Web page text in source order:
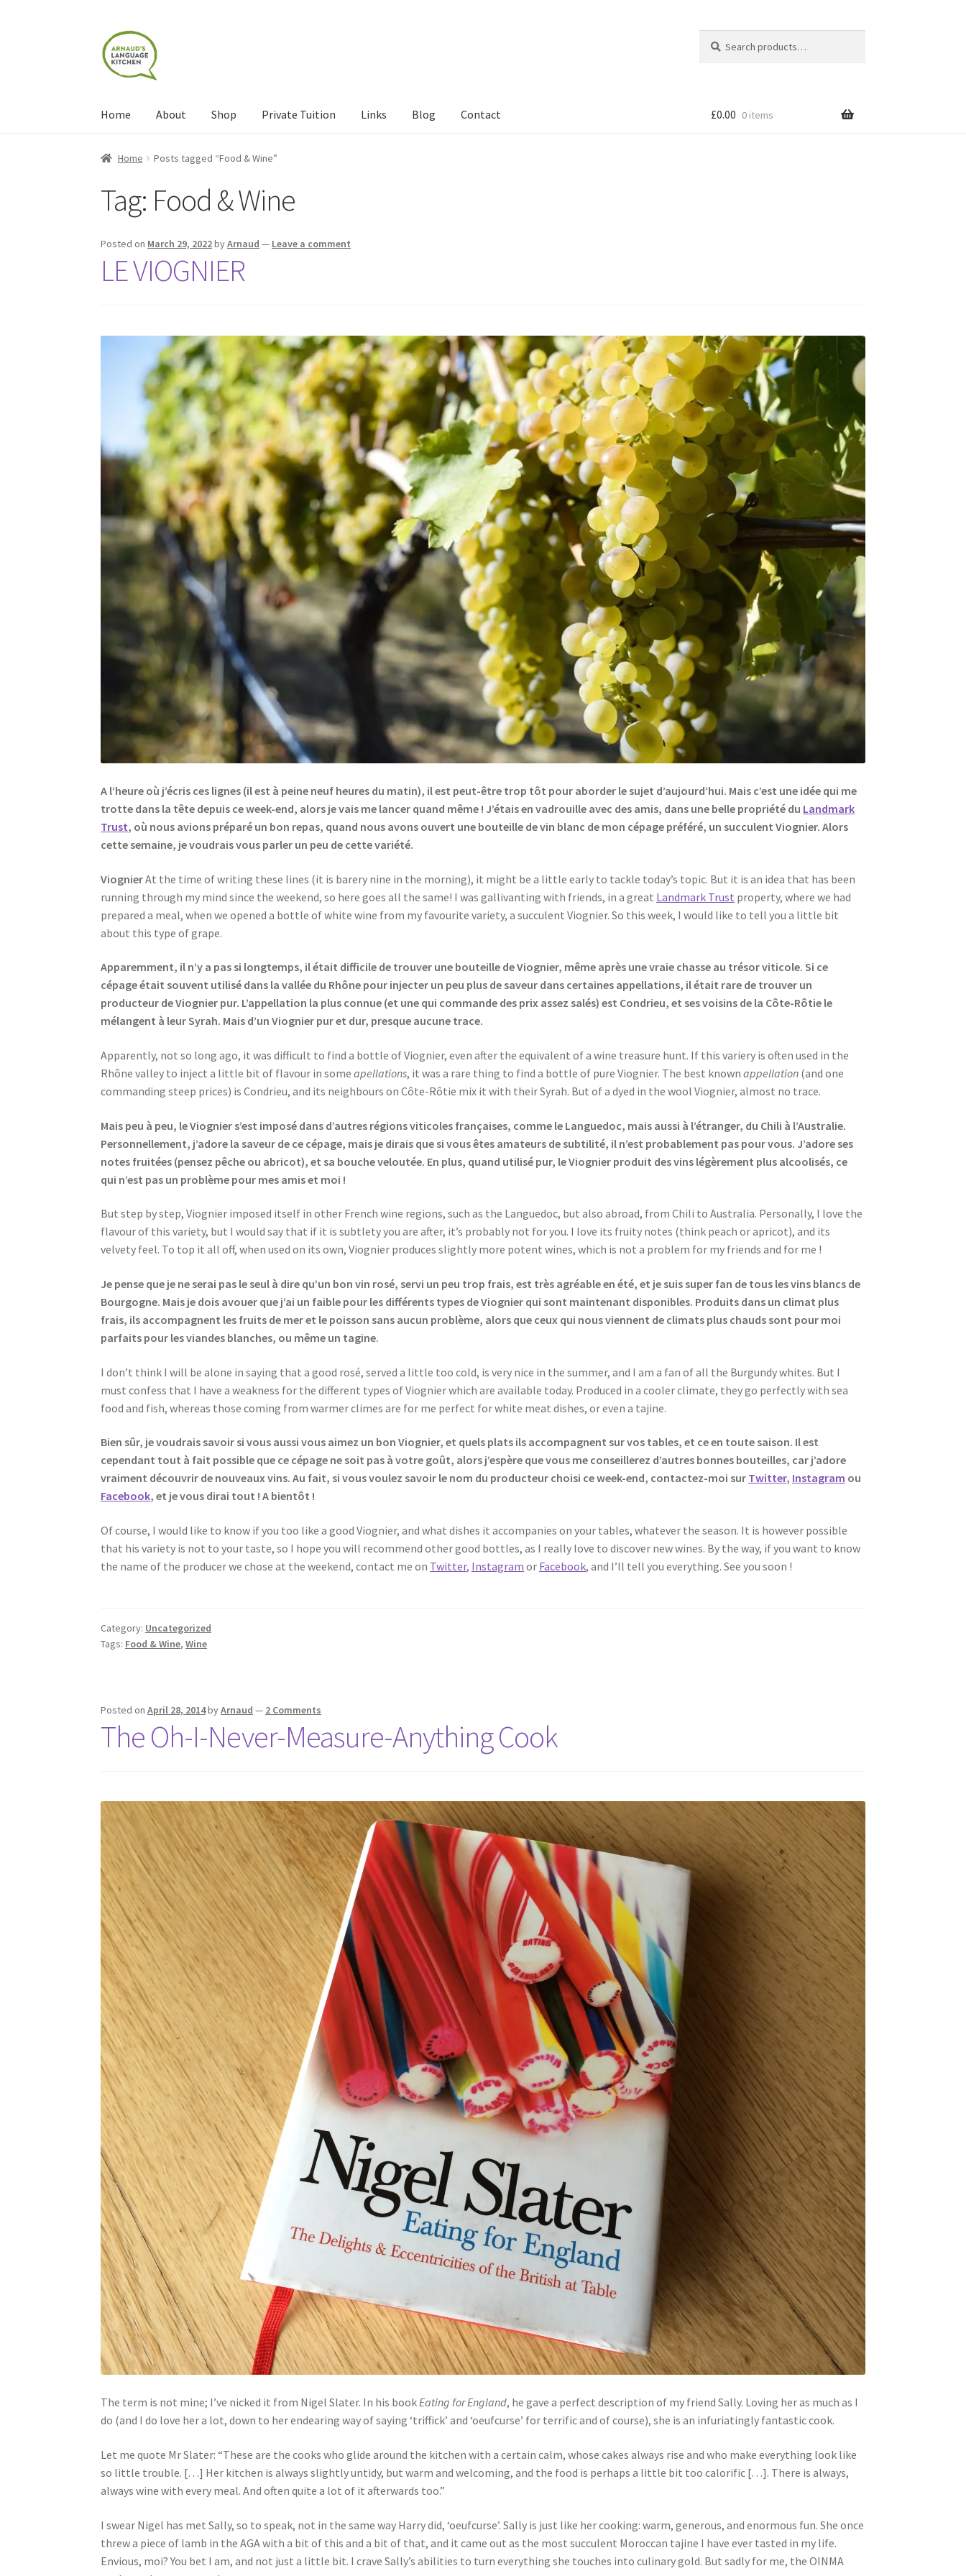
Skip
to
navigation
Skip
to
content
for:
Home About Shop Private Tuition Links Blog Contact
Home About Blog Cart Checkout Contact
Shop Terms and Conditions Categories
£0.00 0 items
Home Posts tagged “Food & Wine”
Tag: Food & Wine
Posted on March 29, 2022byArnaud — Leave a comment
LE VIOGNIER
A l’heure où j’écris ces lignes (il est à peine neuf heures du matin), il est peut-être trop tôt pour aborder le sujet d’aujourd’hui. Mais c’est une idée qui me
trotte dans la tête depuis ce week-end, alors je vais me lancer quand même ! J’étais en vadrouille avec des amis, dans une belle propriété du Landmark
Trust, où nous avions préparé un bon repas, quand nous avons ouvert une bouteille de vin blanc de mon cépage préféré, un succulent Viognier. Alors
cette semaine, je voudrais vous parler un peu de cette variété.
ViognierAt the time of writing these lines (it is barery nine in the morning), it might be a little early to tackle today’s topic. But it is an idea that has been
running through my mind since the weekend, so here goes all the same! I was gallivanting with friends, in a great Landmark Trust property, where we had
prepared a meal, when we opened a bottle of white wine from my favourite variety, a succulent Viognier. So this week, I would like to tell you a little bit
about this type of grape.
Apparemment, il n’y a pas si longtemps, il était difficile de trouver une bouteille de Viognier, même après une vraie chasse au trésor viticole. Si ce
cépage était souvent utilisé dans la vallée du Rhône pour injecter un peu plus de saveur dans certaines appellations, il était rare de trouver un
producteur de Viognier pur. L’appellation la plus connue (et une qui commande des prix assez salés) est Condrieu, et ses voisins de la Côte-Rôtie le
mélangent à leur Syrah. Mais d’un Viognier pur et dur, presque aucune trace.
Apparently, not so long ago, it was difficult to find a bottle of Viognier, even after the equivalent of a wine treasure hunt. If this variery is often used in the
Rhône valley to inject a little bit of flavour in someapellations, it was a rare thing to find a bottle of pure Viognier. The best knownappellation (and one
commanding steep prices) is Condrieu, and its neighbours on Côte-Rôtie mix it with their Syrah. But of a dyed in the wool Viognier, almost no trace.
Mais peu à peu, le Viognier s’est imposé dans d’autres régions viticoles françaises, comme le Languedoc, mais aussi à l’étranger, du Chili à l’Australie.
Personnellement, j’adore la saveur de ce cépage, mais je dirais que si vous êtes amateurs de subtilité, il n’est probablement pas pour vous. J’adore ses
notes fruitées (pensez pêche ou abricot), et sa bouche veloutée. En plus, quand utilisé pur, le Viognier produit des vins légèrement plus alcoolisés, ce
qui n’est pas un problème pour mes amis et moi !
But step by step, Viognier imposed itself in other French wine regions, such as the Languedoc, but also abroad, from Chili to Australia. Personally, I love the
flavour of this variety, but I would say that if it is subtlety you are after, it’s probably not for you. I love its fruity notes (think peach or apricot), and its
velvety feel. To top it all off, when used on its own, Viognier produces slightly more potent wines, which is not a problem for my friends and for me !
Je pense que je ne serai pas le seul à dire qu’un bon vin rosé, servi un peu trop frais, est très agréable en été, et je suis super fan de tous les vins blancs de
Bourgogne. Mais je dois avouer que j’ai un faible pour les différents types de Viognier qui sont maintenant disponibles. Produits dans un climat plus
frais, ils accompagnent les fruits de mer et le poisson sans aucun problème, alors que ceux qui nous viennent de climats plus chauds sont pour moi
parfaits pour les viandes blanches, ou même un tagine.
I don’t think I will be alone in saying that a good rosé, served a little too cold, is very nice in the summer, and I am a fan of all the Burgundy whites. But I
must confess that I have a weakness for the different types of Viognier which are available today. Produced in a cooler climate, they go perfectly with sea
food and fish, whereas those coming from warmer climes are for me perfect for white meat dishes, or even a tajine.
Bien sûr, je voudrais savoir si vous aussi vous aimez un bon Viognier, et quels plats ils accompagnent sur vos tables, et ce en toute saison. Il est
cependant tout à fait possible que ce cépage ne soit pas à votre goût, alors j’espère que vous me conseillerez d’autres bonnes bouteilles, car j’adore
vraiment découvrir de nouveaux vins. Au fait, si vous voulez savoir le nom du producteur choisi ce week-end, contactez-moi sur Twitter, Instagram ou
Facebook, et je vous dirai tout ! A bientôt !
Of course, I would like to know if you too like a good Viognier, and what dishes it accompanies on your tables, whatever the season. It is however possible
that his variety is not to your taste, so I hope you will recommend other good bottles, as I really love to discover new wines. By the way, if you want to know
the name of the producer we chose at the weekend, contact me on Twitter, Instagram or Facebook, and I’ll tell you everything. See you soon !
Category: Uncategorized
Tags: Food & Wine,Wine
Posted onApril 28, 2014byArnaud — 2 Comments
The Oh-I-Never-Measure-Anything Cook
The term is not mine; I’ve nicked it from Nigel Slater. In his bookEating for England, he gave a perfect description of my friend Sally. Loving her as much as I
do (and I do love her a lot, down to her endearing way of saying ‘triffick’ and ‘oeufcurse’ for terrific and of course), she is an infuriatingly fantastic cook.
Let me quote Mr Slater: “These are the cooks who glide around the kitchen with a certain calm, whose cakes always rise and who make everything look like
so little trouble. […] Her kitchen is always slightly untidy, but warm and welcoming, and the food is perhaps a little bit too calorific […]. There is always,
always wine with every meal. And often quite a lot of it afterwards too.”
I swear Nigel has met Sally, so to speak, not in the same way Harry did, ‘oeufcurse’. Sally is just like her cooking: warm, generous, and enormous fun. She once
threw a piece of lamb in the AGA with a bit of this and a bit of that, and it came out as the most succulent Moroccan tajine I have ever tasted in my life.
Envious, moi? You bet I am, and not just a little bit. I crave Sally’s abilities to turn everything she touches into culinary gold. But sadly for me, the OINMA